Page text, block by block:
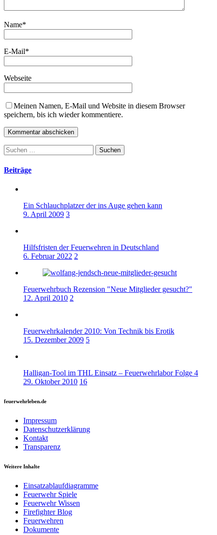
Name*
E-Mail*
Webseite
Meinen Namen, E-Mail und Website in diesem Browser
speichern, bis ich wieder kommentiere.
Suchen
nach:
Beiträge
Ein Schlauchplatzer der ins Auge gehen kann
9. April 2009 3
Hilfsfristen der Feuerwehren in Deutschland
6. Februar 2022 2
Feuerwehrbuch Rezension "Neue Mitglieder gesucht?"
12. April 2010 2
Feuerwehrkalender 2010: Von Technik bis Erotik
15. Dezember 2009 5
Halligan-Tool im THL Einsatz – Feuerwehrlabor Folge 4
29. Oktober 2010 16
feuerwehrleben.de
Impressum
Datenschutzerklärung
Kontakt
Transparenz
Weitere Inhalte
Einsatzablaufdiagramme
Feuerwehr Spiele
Feuerwehr Wissen
Firefighter Blog
Feuerwehren
Dokumente